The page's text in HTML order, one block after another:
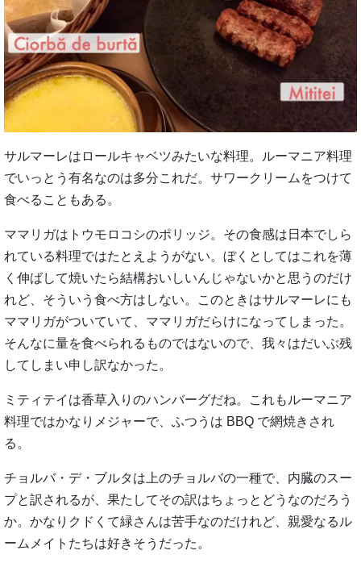
サルマーレはロールキャベツみたいな料理。ルーマニア料理
でいっとう有名なのは多分これだ。サワークリームをつけて
食べることもある。
ママリガはトウモロコシのポリッジ。その食感は日本でしら
れている料理ではたとえようがない。ぼくとしてはこれを薄
く伸ばして焼いたら結構おいしいんじゃないかと思うのだけ
れど、そういう食べ方はしない。このときはサルマーレにも
ママリガがついていて、ママリガだらけになってしまった。
そんなに量を食べられるものではないので、我々はだいぶ残
してしまい申し訳なかった。
ミティテイは香草入りのハンバーグだね。これもルーマニア
料理ではかなりメジャーで、ふつうは BBQ で網焼きされ
る。
チョルバ・デ・ブルタは上のチョルバの一種で、内臓のスー
プと訳されるが、果たしてその訳はちょっとどうなのだろう
か。かなりクドくて緑さんは苦手なのだけれど、親愛なるル
ームメイトたちは好きそうだった。